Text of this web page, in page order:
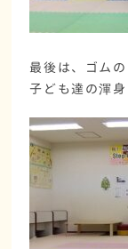
最後は、ゴム
子ども達の渾